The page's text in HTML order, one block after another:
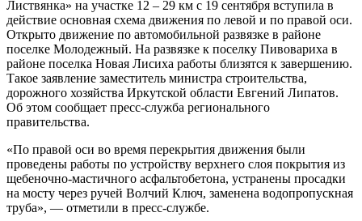
Листвянка» на участке 12 – 29 км с 19 сентября вступила в
действие основная схема движения по левой и по правой оси.
Открыто движение по автомобильной развязке в районе
поселке Молодежный. На развязке к поселку Пивовариха в
районе поселка Новая Лисиха работы близятся к завершению.
Такое заявление заместитель министра строительства,
дорожного хозяйства Иркутской области Евгений Липатов.
Об этом сообщает пресс-служба регионального
правительства.
«По правой оси во время перекрытия движения были
проведены работы по устройству верхнего слоя покрытия из
щебеночно-мастичного асфальтобетона, устранены просадки
на мосту через ручей Волчий Ключ, заменена водопропускная
труба», — отметили в пресс-службе.